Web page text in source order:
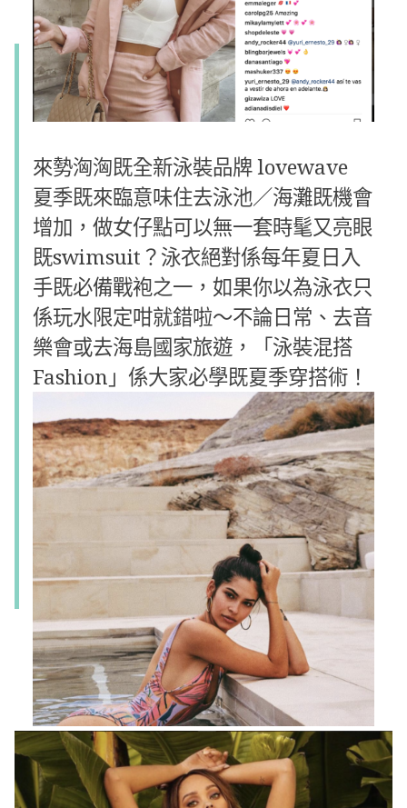
來勢洶洶既全新泳裝品牌 lovewave
夏季既來臨意味住去泳池／海灘既機會
增加，做女仔點可以無一套時髦又亮眼
既swimsuit？泳衣絕對係每年夏日入
手既必備戰袍之一，如果你以為泳衣只
係玩水限定咁就錯啦～不論日常、去音
樂會或去海島國家旅遊，「泳裝混搭
Fashion」係大家必學既夏季穿搭術！